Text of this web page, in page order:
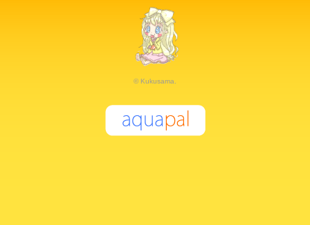
© Kukusama.